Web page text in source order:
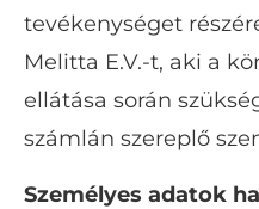
tevékenységet
Melitta E.V.-t, aki a
ellátása során
számlán szereplő
Személyes adatok